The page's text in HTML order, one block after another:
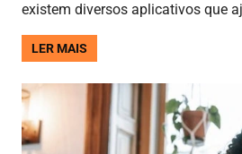
existem diversos aplicativos que
LER MAIS